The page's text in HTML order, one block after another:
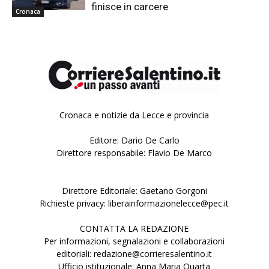
Cronaca
finisce in carcere
Cronaca e notizie da Lecce e provincia
Editore: Dario De Carlo
Direttore responsabile: Flavio De Marco
Direttore Editoriale: Gaetano Gorgoni
Richieste privacy: liberainformazionelecce@pec.it
CONTATTA LA REDAZIONE
Per informazioni, segnalazioni e collaborazioni
editoriali: redazione@corrieresalentino.it
Ufficio istituzionale: Anna Maria Quarta